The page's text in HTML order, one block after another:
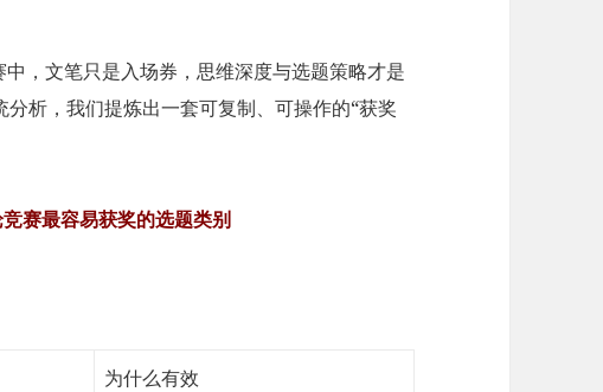
，文笔只是入场券，思维深度与选题策略才是
析，我们提炼出一套可复制、可操作的“获奖
赛最容易获奖的选题类别
为什么有效